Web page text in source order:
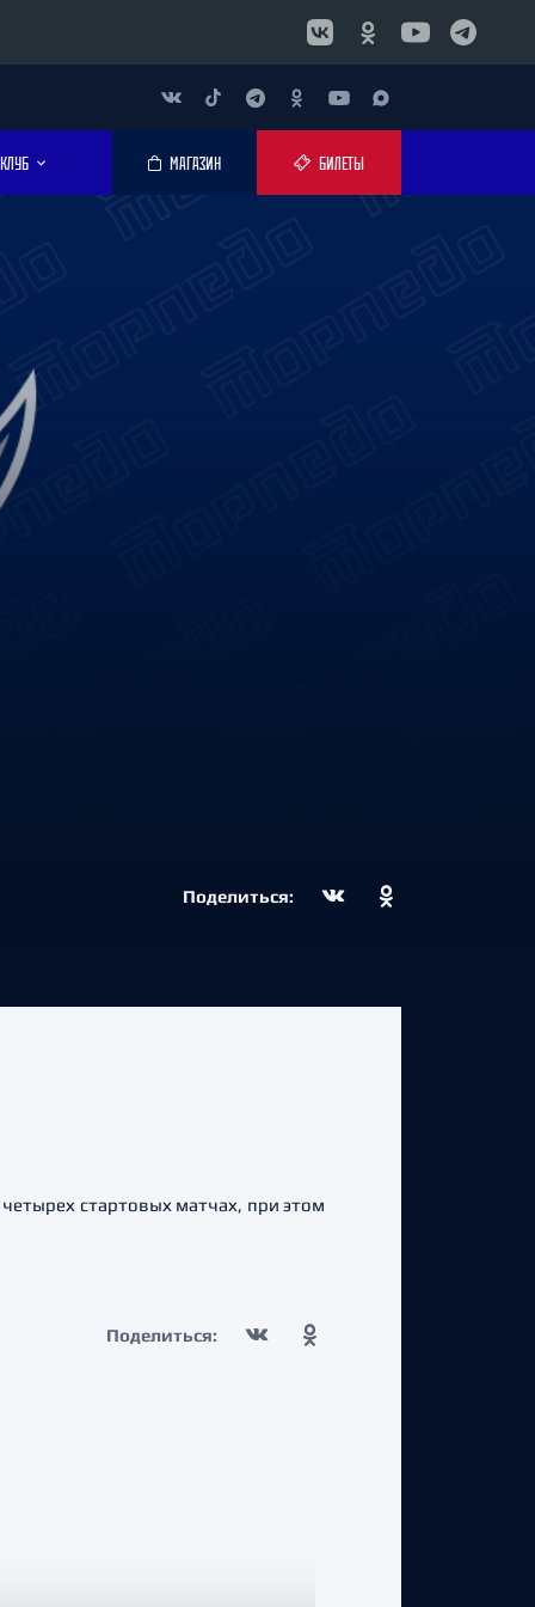
КЛУБ МАГАЗИН БИЛЕТЫ
Поделиться:
стартовых матчах, при этом
Поделиться: